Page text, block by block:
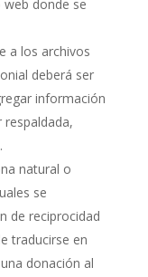
donde se
a los archivos
deberá ser
información
natural o
se
de reciprocidad
traducirse en
donación al